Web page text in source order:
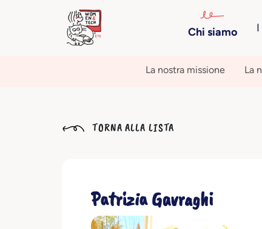
Chi siamo
La nostra missione La
TORNA ALLA LISTA
Patrizia Gavraghi